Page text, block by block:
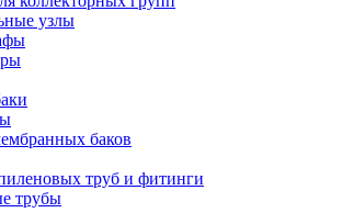
узлы
баков
труб и фитинги
трубы